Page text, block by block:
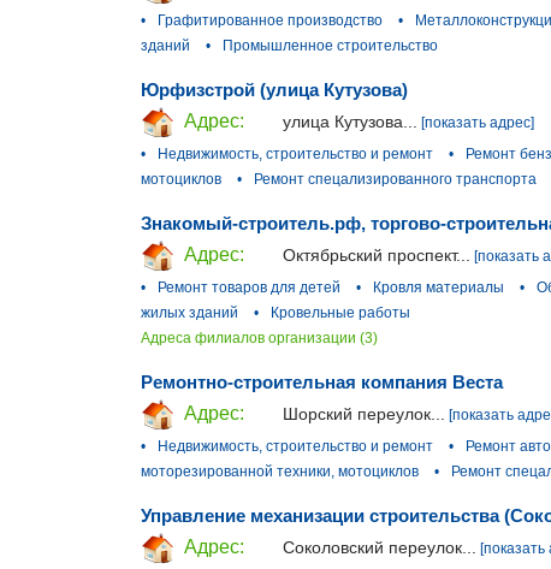
•
Графитированное производство •
зданий
• Промышленное строительство
Юрфизстрой (улица Кутузова)
Адрес:
улица Кутузова... [показать адрес]
•
Недвижимость, строительство и ремонт • Ремонт
мотоциклов
• Ремонт спецализированного транспорта
Знакомый-строитель.рф, торгово-
Адрес:
Октябрьский проспект... [показать
•
Ремонт товаров для детей • Кровля материалы •
жилых зданий
•
Кровельные работы
Адреса филиалов организации (3)
Ремонтно-строительная компания Веста
Адрес:
Шорский переулок...
[показать
•
Недвижимость, строительство и ремонт • Ремонт
моторезированной техники, мотоциклов
• Ремонт
Управление механизации строительства
Адрес:
Соколовский переулок...
[показать